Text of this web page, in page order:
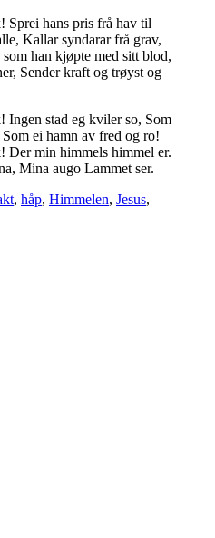
hans pris frå hav til
Kallar syndarar frå grav,
han kjøpte med sitt blod,
Sender kraft og trøyst og
stad eg kviler so, Som
ei hamn av fred og ro!
min himmels himmel er.
Mina augo Lammet ser.
, håp, Himmelen, Jesus,